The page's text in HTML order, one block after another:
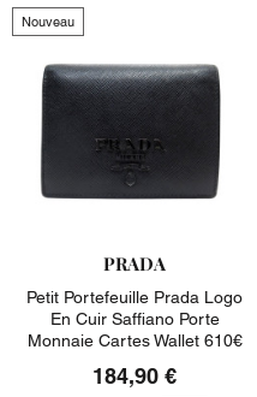
Nouveau
PRADA
Petit Portefeuille Prada Logo
En Cuir Saffiano Porte
Monnaie Cartes Wallet 610€
184,90 €